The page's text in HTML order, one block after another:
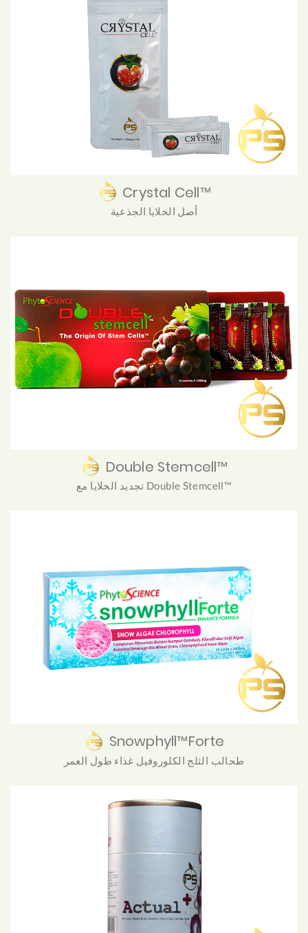
Crystal Cell™
أصل الخلايا الجذعية
Double Stemcell™
تجديد الخلايا مع Double Stemcell™
Snowphyll™Forte
طحالب الثلج الكلوروفيل غذاء طول العمر